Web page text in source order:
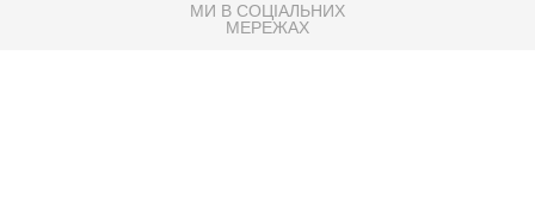
МИ В СОЦІАЛЬНИХ
МЕРЕЖАХ